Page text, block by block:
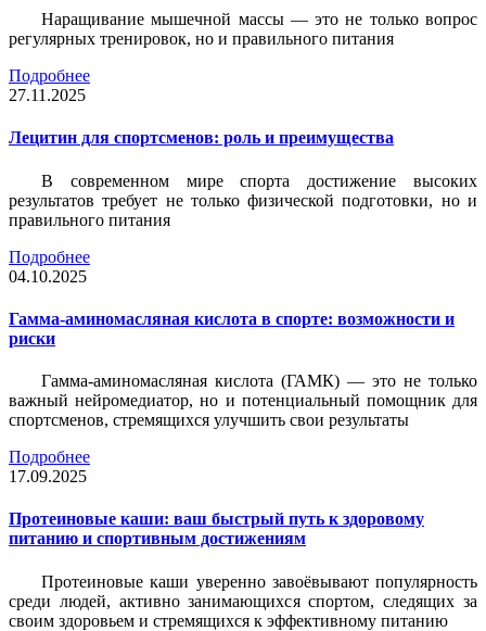
Наращивание мышечной массы — это не только вопрос
регулярных тренировок, но и правильного питания
Подробнее
27.11.2025
Лецитин для спортсменов: роль и преимущества
В современном мире спорта достижение высоких
результатов требует не только физической подготовки, но и
правильного питания
Подробнее
04.10.2025
Гамма-аминомасляная кислота в спорте: возможности и
риски
Гамма-аминомасляная кислота (ГАМК) — это не только
важный нейромедиатор, но и потенциальный помощник для
спортсменов, стремящихся улучшить свои результаты
Подробнее
17.09.2025
Протеиновые каши: ваш быстрый путь к здоровому
питанию и спортивным достижениям
Протеиновые каши уверенно завоёвывают популярность
среди людей, активно занимающихся спортом, следящих за
своим здоровьем и стремящихся к эффективному питанию